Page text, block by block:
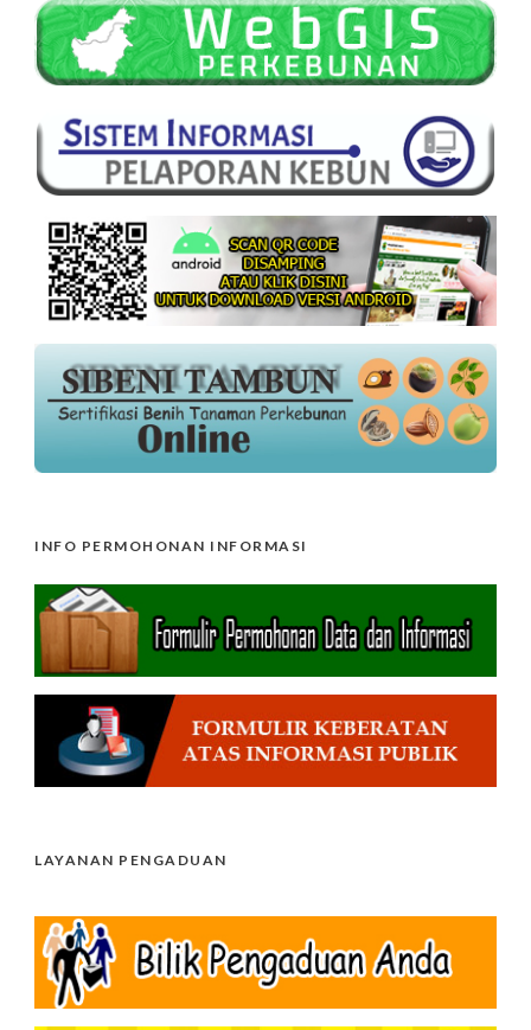
INFO PERMOHONAN INFORMASI
LAYANAN PENGADUAN